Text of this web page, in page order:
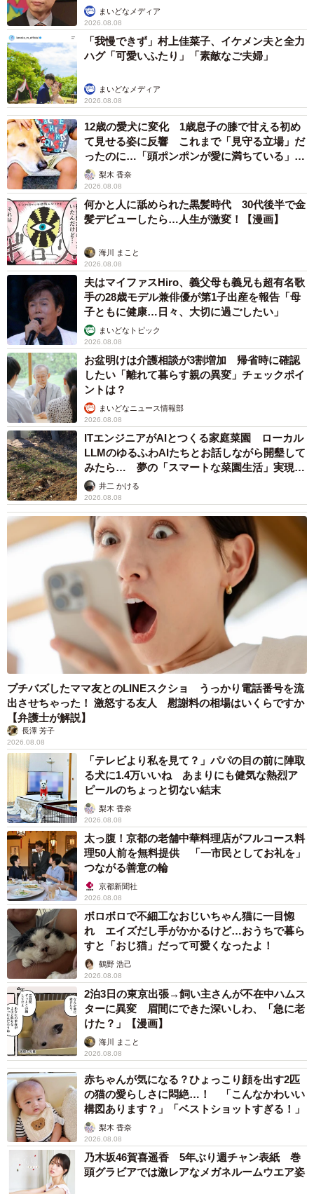
まいどなメディア
2026.08.08
「我慢できず」村上佳菜子、イケメン夫と全力
ハグ「可愛いふたり」「素敵なご夫婦」
まいどなメディア
2026.08.08
12歳の愛犬に変化 1歳息子の膝で甘える初め
て見せる姿に反響 これまで「見守る立場」だ
ったのに…「頭ポンポンが愛に満ちている」
「尊…」
梨木 香奈
2026.08.08
何かと人に舐められた黒髪時代 30代後半で金
髪デビューしたら…人生が激変！【漫画】
海川 まこと
2026.08.08
夫はマイファスHiro、義父母も義兄も超有名歌
手の28歳モデル兼俳優が第1子出産を報告「母
子ともに健康…日々、大切に過ごしたい」
まいどなトピック
2026.08.08
お盆明けは介護相談が3割増加 帰省時に確認
したい「離れて暮らす親の異変」チェックポイ
ントは？
まいどなニュース情報部
2026.08.08
ITエンジニアがAIとつくる家庭菜園 ローカル
LLMのゆるふわAIたちとお話しながら開墾して
みたら… 夢の「スマートな菜園生活」実現な
るか井二 かける
2026.08.08
プチバズしたママ友とのLINEスクショ うっかり電話番号を流
出させちゃった！ 激怒する友人 慰謝料の相場はいくらですか
【弁護士が解説】
長澤 芳子
2026.08.08
「テレビより私を見て？」パパの目の前に陣取
る犬に1.4万いいね あまりにも健気な熱烈ア
ピールのちょっと切ない結末
梨木 香奈
2026.08.08
太っ腹！京都の老舗中華料理店がフルコース料
理50人前を無料提供 「一市民としてお礼を」
つながる善意の輪
京都新聞社
2026.08.08
ボロボロで不細工なおじいちゃん猫に一目惚
れ エイズだし手がかかるけど…おうちで暮ら
すと「おじ猫」だって可愛くなったよ！
鶴野 浩己
2026.08.08
2泊3日の東京出張→飼い主さんが不在中ハムス
ターに異変 眉間にできた深いしわ、「急に老
けた？」【漫画】
海川 まこと
2026.08.08
赤ちゃんが気になる？ひょっこり顔を出す2匹
の猫の愛らしさに悶絶…！ 「こんなかわいい
構図あります？」「ベストショットすぎる！」
梨木 香奈
2026.08.08
乃木坂46賀喜遥香 5年ぶり週チャン表紙 巻
頭グラビアでは激レアなメガネルームウエア姿